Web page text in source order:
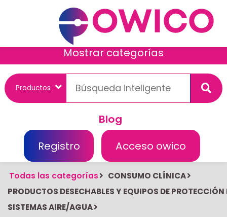
Mostrar categorías
Blog
Registro
Acceso owico
Todas las categorías
CONSUMO CLÍNICA
PRODUCTOS DESECHABLES Y EQUIPOS DE PROTECCIÓN
SISTEMAS AIRE/AGUA